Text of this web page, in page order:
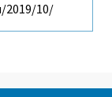
10/